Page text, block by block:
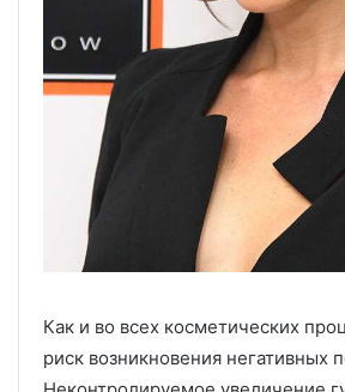
Как и во всех косметических
риск возникновения негативных